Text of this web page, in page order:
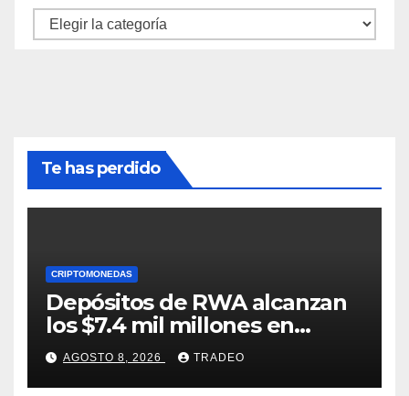
Categorías
Te has perdido
CRIPTOMONEDAS
Depósitos de RWA alcanzan
los $7.4 mil millones en
medio de la caída de DeFi
AGOSTO 8, 2026 TRADEO